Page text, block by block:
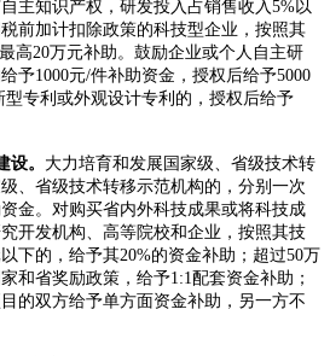
主知识产权，研发投入占销售收入5%以
前加计扣除政策的科技型企业，按照其
高20万元补助。鼓励企业或个人自主研
予1000元/件补助资金，授权后给予5000
专利或外观设计专利的，授权后给予
。 大力培育和发展国家级、省级技术转
、省级技术转移示范机构的，分别一次
金。对购买省内外科技成果或将科技成
开发机构、高等院校和企业，按照其技
下的，给予其20%的资金补助；超过50万
和省奖励政策，给予1:1配套资金补助；
的双方给予单方面资金补助，另一方不